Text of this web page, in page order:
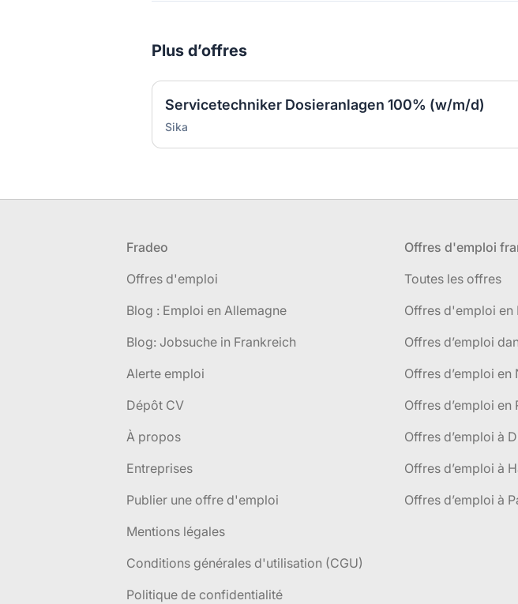
Plus d’offres
Servicetechniker Dosieranlagen 100% (w/m/d)
Sika
Fradeo
Offres d'emploi
Blog : Emploi en Allemagne
Blog: Jobsuche in Frankreich
Alerte emploi
Dépôt CV
À propos
Entreprises
Publier une offre d'emploi
Mentions légales
Conditions générales d'utilisation (CGU)
Politique de confidentialité
Offres d'emploi
Toutes les offres
Offres d'emploi en
Offres d’emploi
Offres d’emploi en
Offres d’emploi à
Offres d’emploi à
Offres d’emploi à